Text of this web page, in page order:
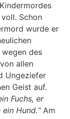
Schon
wurde er
des
allen
Ungeziefer
Geist auf.
Fuchs, er
Hund.“Am